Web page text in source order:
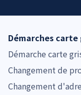
Démarches carte
Démarche carte
Changement de
Changement